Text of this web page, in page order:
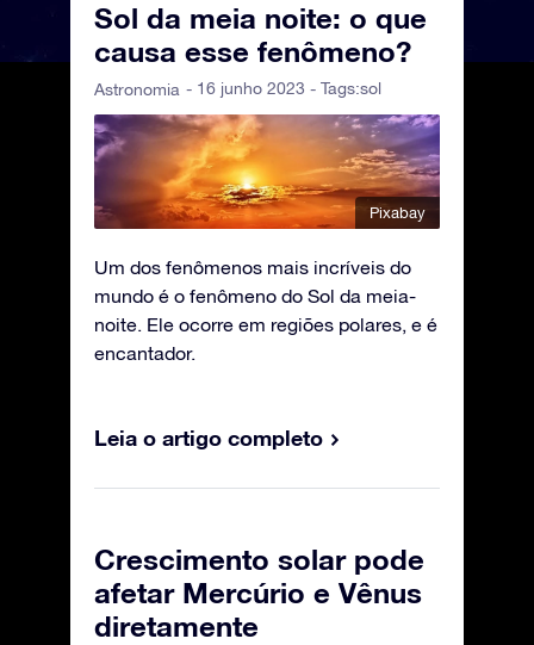
Sol da meia noite: o que
causa esse fenômeno?
Astronomia - 16 junho 2023 - Tags:sol
Pixabay
Um dos fenômenos mais incríveis do
mundo é o fenômeno do Sol da meia-
noite. Ele ocorre em regiões polares, e é
encantador.
Leia o artigo completo
Crescimento solar pode
afetar Mercúrio e Vênus
diretamente